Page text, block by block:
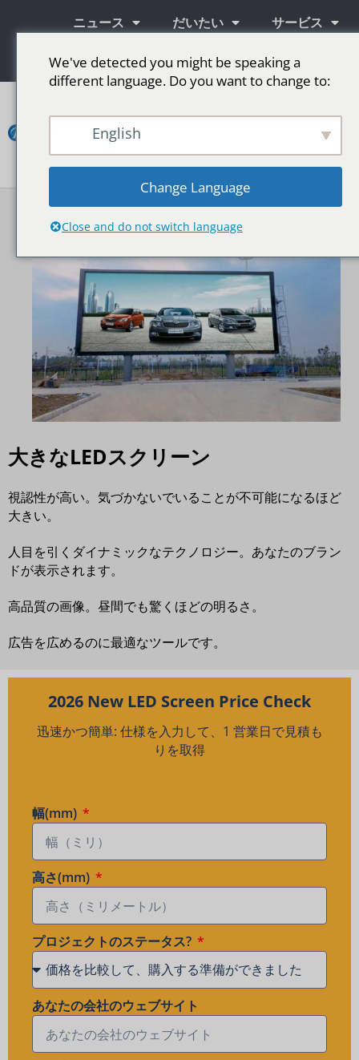
ニュース だいたい サービス
情報
ン
ト
大きなLEDスクリーン
視認性が高い。気づかないでいることが不可能になるほど
大きい。
人目を引くダイナミックなテクノロジー。あなたのブラン
ドが表示されます。
高品質の画像。昼間でも驚くほどの明るさ。
広告を広めるのに最適なツールです。
2026 New LED Screen Price Check
迅速かつ簡単: 仕様を入力して、1 営業日で見積も
りを取得
幅(mm)
高さ(mm)
プロジェクトのステータス?
あなたの会社のウェブサイト
We've detected you might be speaking a
different language. Do you want to change to:
English
Change Language
Close and do not switch language